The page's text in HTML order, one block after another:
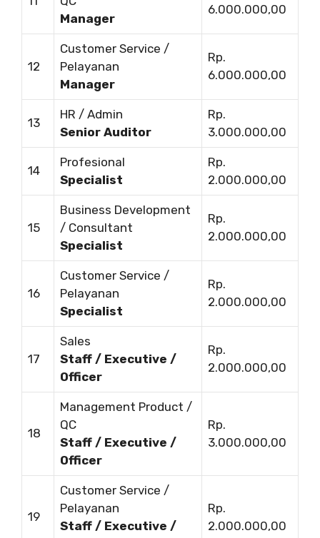
Manager
6.000.000,00
12
Customer Service /
Pelayanan
Manager
Rp.
6.000.000,00
13
HR / Admin
Senior Auditor
Rp.
3.000.000,00
14
Profesional
Specialist
Rp.
2.000.000,00
15
Business Development
/ Consultant
Specialist
Rp.
2.000.000,00
16
Customer Service /
Pelayanan
Specialist
Rp.
2.000.000,00
17
Sales
Staff / Executive /
Officer
Rp.
2.000.000,00
18
Management Product /
QC
Staff / Executive /
Officer
Rp.
3.000.000,00
19
Customer Service /
Pelayanan
Staff / Executive /
Rp.
2.000.000,00